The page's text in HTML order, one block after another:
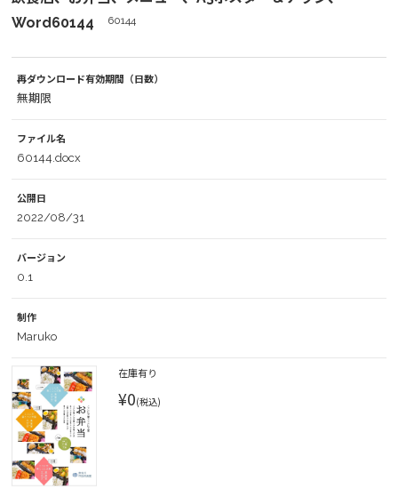
Word60144
60144
再ダウンロード有効期間（日数）
無期限
ファイル名
60144.docx
公開日
2022/08/31
バージョン
0.1
制作
Maruko
在庫有り
¥0(税込)